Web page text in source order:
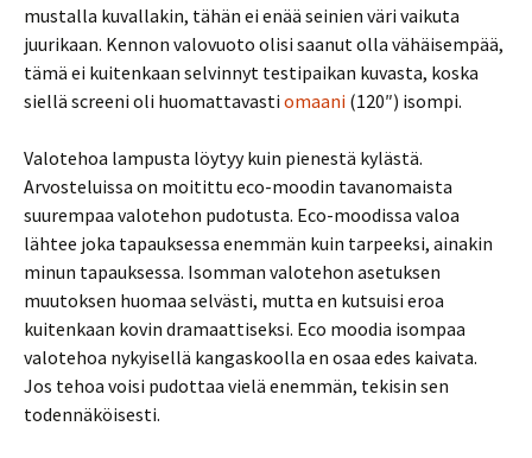
mustalla kuvallakin, tähän ei enää seinien väri vaikuta
juurikaan. Kennon valovuoto olisi saanut olla vähäisempää,
tämä ei kuitenkaan selvinnyt testipaikan kuvasta, koska
siellä screeni oli huomattavasti omaani (120″) isompi.
Valotehoa lampusta löytyy kuin pienestä kylästä.
Arvosteluissa on moitittu eco-moodin tavanomaista
suurempaa valotehon pudotusta. Eco-moodissa valoa
lähtee joka tapauksessa enemmän kuin tarpeeksi, ainakin
minun tapauksessa. Isomman valotehon asetuksen
muutoksen huomaa selvästi, mutta en kutsuisi eroa
kuitenkaan kovin dramaattiseksi. Eco moodia isompaa
valotehoa nykyisellä kangaskoolla en osaa edes kaivata.
Jos tehoa voisi pudottaa vielä enemmän, tekisin sen
todennäköisesti.